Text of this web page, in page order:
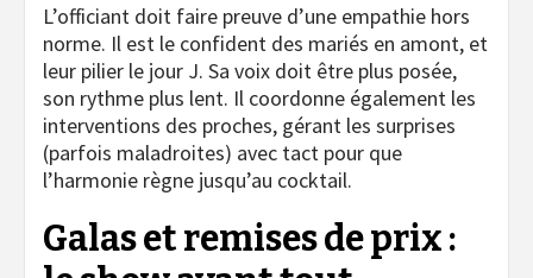
L’officiant doit faire preuve d’une empathie hors
norme. Il est le confident des mariés en amont, et
leur pilier le jour J. Sa voix doit être plus posée,
son rythme plus lent. Il coordonne également les
interventions des proches, gérant les surprises
(parfois maladroites) avec tact pour que
l’harmonie règne jusqu’au cocktail.
Galas et remises de prix :